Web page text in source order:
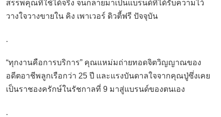
สรรพคุณที่ใช้ได้จริง จนกลายมาเป็นแบรนด์ที่ได้รับความไว้
วางใจวางขายใน คิง เพาเวอร์ ดิวตี้ฟรี ปัจจุบัน
.
“ทุกงานคือการบริการ” คุณแหม่มถ่ายทอดจิตวิญญาณของ
อดีตอาชีพลูกเรือกว่า 25 ปี และแรงบันดาลใจจากคุณปู่ซึ่งเคย
เป็นราชองครักษ์ในรัชกาลที่ 9 มาสู่แบรนด์ของตนเอง
.